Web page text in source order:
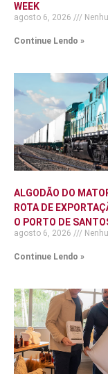
WEEK
agosto 6, 2026
Continue Lendo »
ALGODÃO DO
ROTA DE
O PORTO DE
agosto 6, 2026
Continue Lendo »